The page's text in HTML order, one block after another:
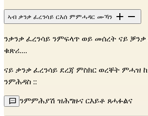
ኣብ ቃንቃ ፈረንሳይ ርእሰ ምምሓዳር ሙኻን
ንቃንቃ ፈረንሳይ ንምፍላጥ ወይ መሰረት ናይ
ቁጽሪ....
ናይ ቃንቃ ፈረንሳይ ደረጃ ምስክር ወረቐት ምሓዝ
ንምሕዳስ ::
ንምምሕያሽ ዝሕግዙና ርእይቶ ጸሓፉልና